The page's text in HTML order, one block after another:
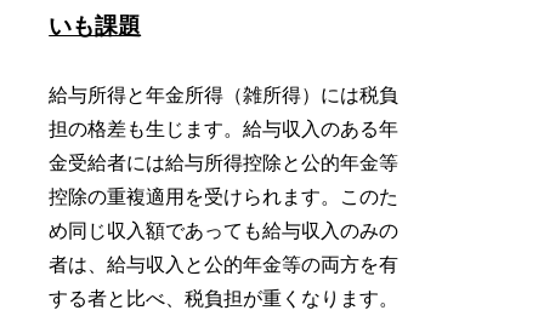
いも課題
給与所得と年金所得（雑所得）には税負
担の格差も生じます。給与収入のある年
金受給者には給与所得控除と公的年金等
控除の重複適用を受けられます。このた
め同じ収入額であっても給与収入のみの
者は、給与収入と公的年金等の両方を有
する者と比べ、税負担が重くなります。